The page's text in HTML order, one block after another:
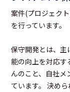
案件(プロジェク
を行っています。
保守開発とは、主
能の向上を対応す
んのこと、自社メ
ています。 決め